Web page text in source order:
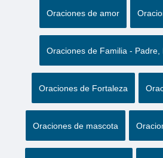
Oraciones de amor
Oraciones de Familia - Padre,
Oraciones de Fortaleza
Oraciones de mascota